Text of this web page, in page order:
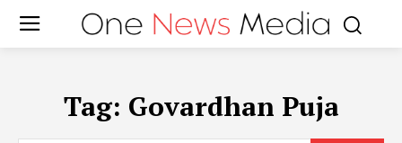
Tag: Govardhan Puja